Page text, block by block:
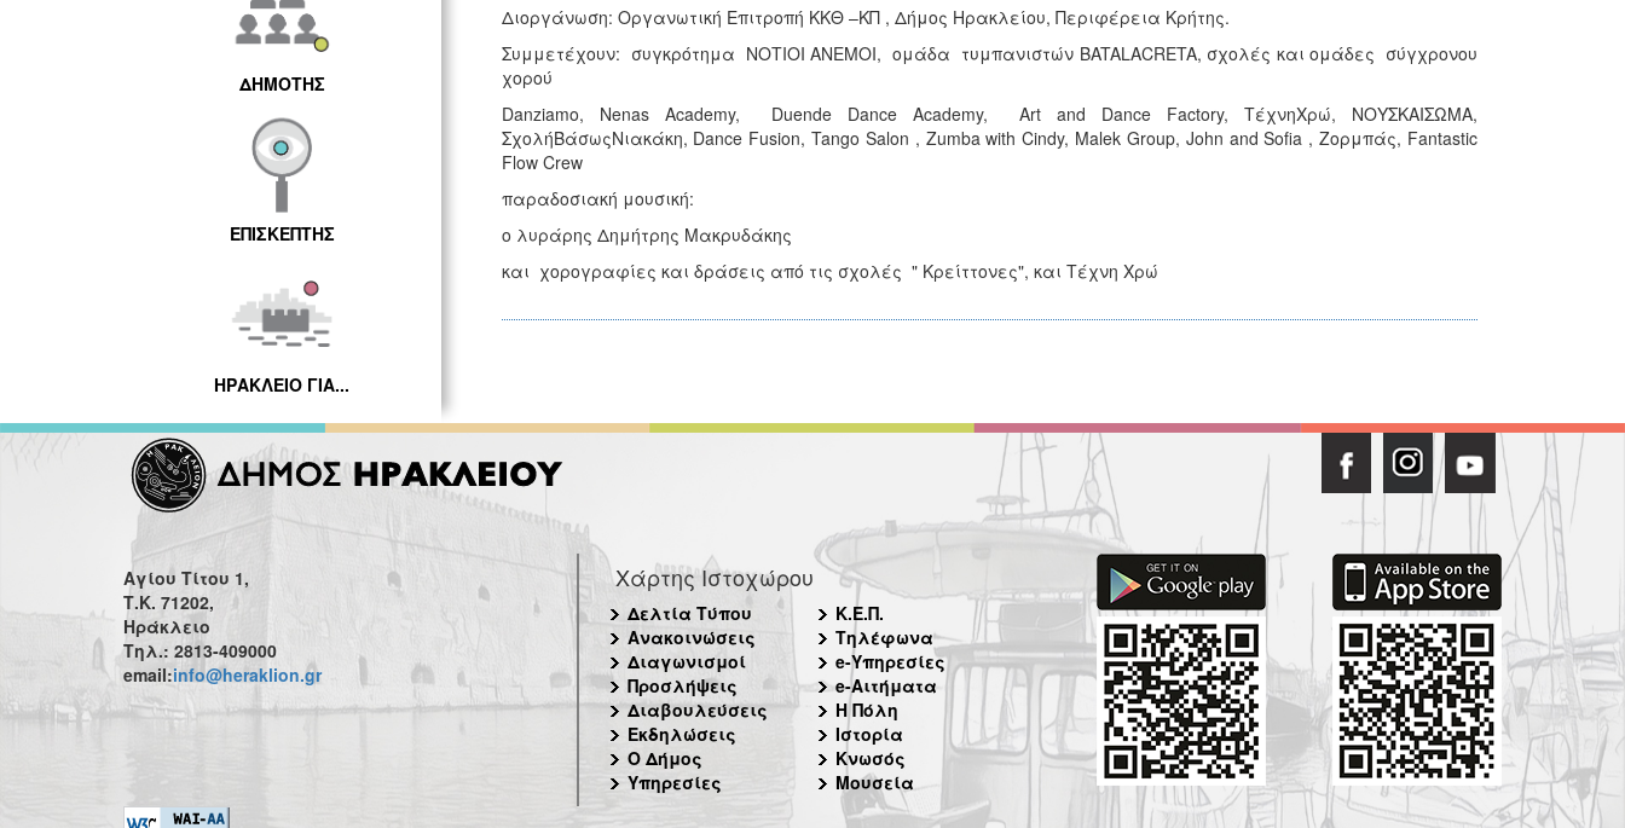
ΔΗΜΟΤΗΣ
ΕΠΙΣΚΕΠΤΗΣ
ΗΡΑΚΛΕΙΟ ΓΙΑ...
Διοργάνωση: Οργανωτική Επιτροπή ΚΚΘ –ΚΠ , Δήμος Ηρακλείου, Περιφέρεια Κρήτης.
Συμμετέχουν: συγκρότημα ΝΟΤΙΟΙ ΑΝΕΜΟΙ, ομάδα τυμπανιστών BATALACRETA, σχολές και ομάδες σύγχρονου
χορού
Danziamo, Nenas Academy, Duende Dance Academy, Art and Dance Factory, TέχνηΧρώ, ΝΟΥΣΚΑΙΣΩΜΑ,
ΣχολήΒάσωςΝιακάκη, Dance Fusion, Tango Salon , Zumba with Cindy, Malek Group, John and Sofia , Ζορμπάς, Fantastic
Flow Crew
παραδοσιακή μουσική:
ο λυράρης Δημήτρης Μακρυδάκης
και χορογραφίες και δράσεις από τις σχολές " Κρείττονες", και Τέχνη Χρώ
Αγίου Τίτου 1,
Τ.Κ. 71202,
Ηράκλειο
Τηλ.: 2813-409000
email:info@heraklion.gr
Χάρτης Ιστοχώρου
Δελτία Τύπου
Ανακοινώσεις
Διαγωνισμοί
Προσλήψεις
Διαβουλεύσεις
Εκδηλώσεις
Ο Δήμος
Υπηρεσίες
Κ.Ε.Π.
Τηλέφωνα
e-Υπηρεσίες
e-Αιτήματα
Η Πόλη
Ιστορία
Κνωσός
Μουσεία